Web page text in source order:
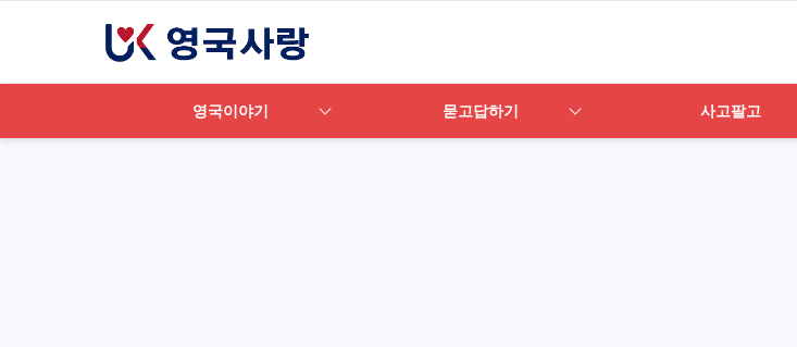
영국이야기 묻고답하기 사고팔고